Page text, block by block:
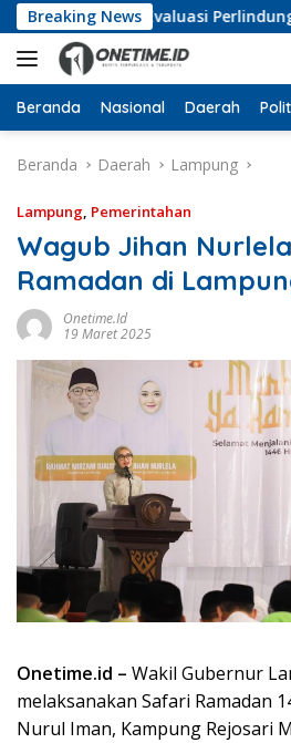
Langsung
ke
konten
Breaking News
Dorong Evaluasi Perlindungan
Beranda Nasional Daerah
Beranda Daerah Lampung
Lampung, Pemerintahan
Wagub Jihan
Ramadan di
Onetime.id
19 Maret 2025
Onetime.id – Wakil Gubernur
melaksanakan Safari Ramadan
Nurul Iman, Kampung Rejosari